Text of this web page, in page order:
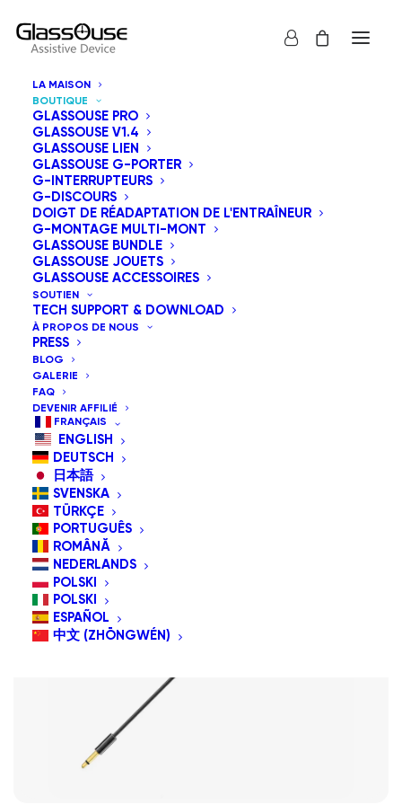
LA MAISON
BOUTIQUE
GLASSOUSE PRO
GLASSOUSE V1.4
GLASSOUSE LIEN
GLASSOUSE G-PORTER
G-INTERRUPTEURS
G-DISCOURS
DOIGT DE RÉADAPTATION DE L'ENTRAÎNEUR
G-MONTAGE MULTI-MONT
GLASSOUSE BUNDLE
GLASSOUSE JOUETS
GLASSOUSE ACCESSOIRES
SOUTIEN
TECH SUPPORT & DOWNLOAD
À PROPOS DE NOUS
PRESS
BLOG
GALERIE
FAQ
DEVENIR AFFILIÉ
FRANÇAIS
ENGLISH
DEUTSCH
日本語
SVENSKA
TÜRKÇE
PORTUGUÊS
ROMÂNĂ
NEDERLANDS
POLSKI
POLSKI
ESPAÑOL
中文 (ZHŌNGWÉN)
Tous
Série GM
Dispositifs d'assistance GlassOuse
GlassOuse G-Porter
GlassOuse Bundle
GlassOuse Accessoires